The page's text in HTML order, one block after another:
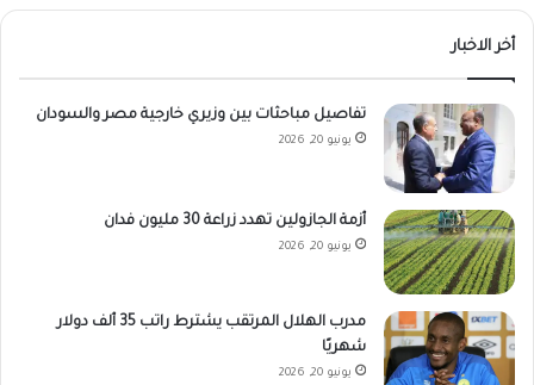
أخر الاخبار
تفاصيل مباحثات بين وزيري خارجية مصر والسودان
يونيو 20, 2026
أزمة الجازولين تهدد زراعة 30 مليون فدان
يونيو 20, 2026
مدرب الهلال المرتقب يشترط راتب 35 ألف دولار
شهريًا
يونيو 20, 2026